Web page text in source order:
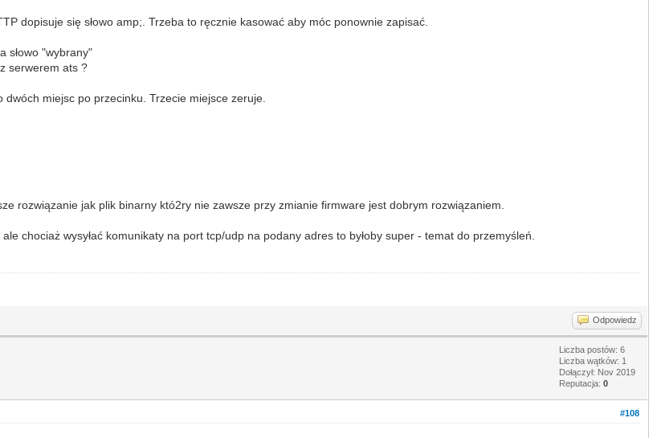
dopisuje się słowo amp;. Trzeba to ręcznie kasować aby móc ponownie zapisać.
słowo "wybrany"
serwerem ats ?
miejsc po przecinku. Trzecie miejsce zeruje.
rozwiązanie jak plik binarny któ2ry nie zawsze przy zmianie firmware jest dobrym rozwiązaniem.
chociaż wysyłać komunikaty na port tcp/udp na podany adres to byłoby super - temat do przemyśleń.
Odpowiedz
Liczba postów: 6
Liczba wątków: 1
Dołączył: Nov 2019
Reputacja: 0
#108